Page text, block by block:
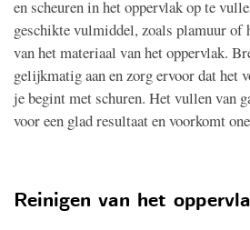
en scheuren in het oppervlak op te
geschikte vulmiddel, zoals plamuur
van het materiaal van het oppervlak.
gelijkmatig aan en zorg ervoor dat het
je begint met schuren. Het vullen van
voor een glad resultaat en voorkomt
Reinigen van het